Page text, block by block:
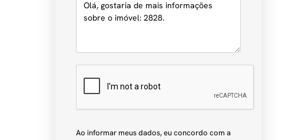
Ao informar meus dados, eu concordo com a